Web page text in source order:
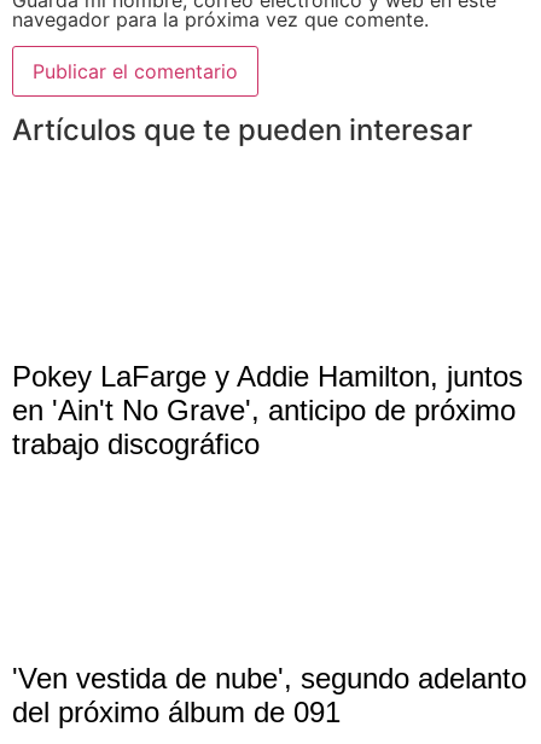
navegador para la próxima vez que comente.
Artículos que te pueden interesar
Pokey LaFarge y Addie Hamilton, juntos
en 'Ain't No Grave', anticipo de próximo
trabajo discográfico
'Ven vestida de nube', segundo adelanto
del próximo álbum de 091